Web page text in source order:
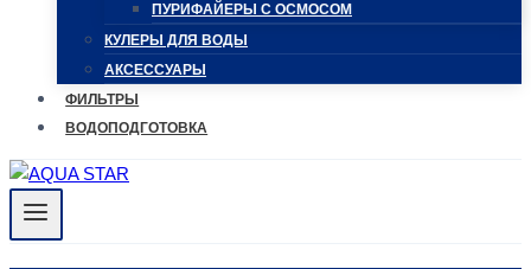
ПУРИФАЙЕРЫ С ОСМОСОМ
КУЛЕРЫ ДЛЯ ВОДЫ
АКСЕССУАРЫ
ФИЛЬТРЫ
ВОДОПОДГОТОВКА